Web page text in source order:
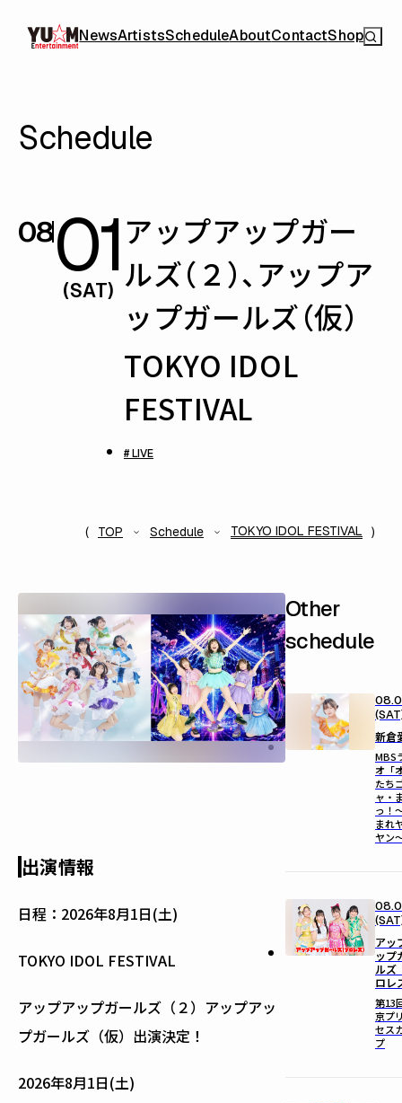
NewsArtistsScheduleAboutContactShop
Schedule
0801
(SAT)
アップアップガー
ルズ（２）、アップア
ップガールズ（仮）
TOKYO IDOL
FESTIVAL
# LIVE
TOP Schedule TOKYO IDOL FESTIVAL
出演情報
日程： 2026年8月1日(土)
TOKYO IDOL FESTIVAL
アップアップガールズ（２）アップアッ
プガールズ（仮）出演決定！
2026年8月1日(土)
Other
schedule
新倉
MBS
オ「
たち
ャ・
っ！
まれ
ヤン
アッ
ップ
ルズ
ロレ
第13
京プ
セス
プ